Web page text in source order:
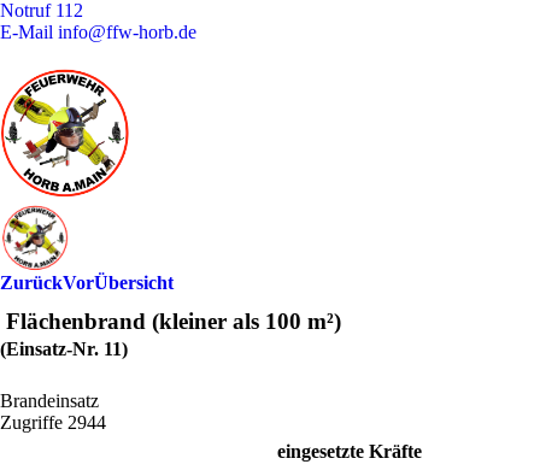
Notruf 112
E-Mail info@ffw-horb.de
ZurückVorÜbersicht
Flächenbrand (kleiner als 100 m²)
(Einsatz-Nr. 11)
Brandeinsatz
Zugriffe 2944
eingesetzte Kräfte